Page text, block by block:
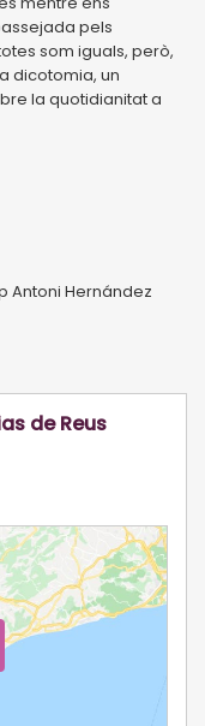
pels
som iguals, però,
dicotomia, un
la quotidianitat a
Antoni Hernández
de Reus